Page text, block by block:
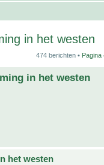
in het westen
474 berichten • Pagina
in het westen
het westen